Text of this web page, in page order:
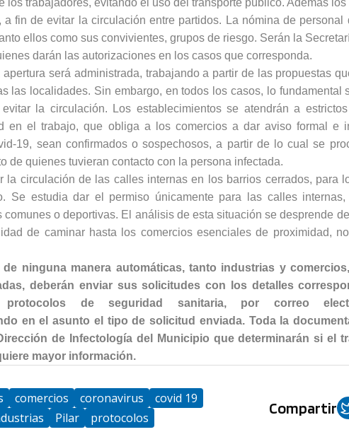
trabajadores, evitando el uso del transporte público. Además
fin de evitar la circulación entre partidos. La nómina de personal
ellos como sus convivientes, grupos de riesgo. Serán la
darán las autorizaciones en los casos que corresponda.
será administrada, trabajando a partir de las propuestas
las localidades. Sin embargo, en todos los casos, lo fundamental
la circulación. Los establecimientos se atendrán a
en el trabajo, que obliga a los comercios a dar aviso formal e
19, sean confirmados o sospechosos, a partir de lo cual se
de quienes tuvieran contacto con la persona infectada.
la circulación de las calles internas en los barrios cerrados, para
Se estudia dar el permiso únicamente para las calles
o deportivas. El análisis de esta situación se desprende
de caminar hasta los comercios esenciales de proximidad,
ninguna manera automáticas, tanto industrias y
deberán enviar sus solicitudes con los detalles
de seguridad sanitaria, por correo
en el asunto el tipo de solicitud enviada. Toda la
de Infectología del Municipio que determinarán si el
mayor información.
comercios coronavirus
covid 19
Pilar protocolos
Compartir